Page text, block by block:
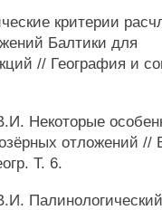
критерии
Балтики для
// География и
Некоторые
отложений //
Т. 6.